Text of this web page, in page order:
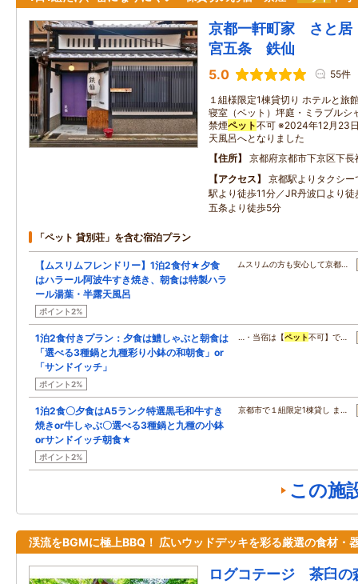
京都一軒町家 さと居
宮五条 鉄仙
5.0 55件
１組様限定1棟貸切り ホテルと旅
寝室（ベット）坪庭・ミラブルシ
禁煙ペット不可 ※2024年12月23
天風呂へとなりました
住所
京都府京都市下京区下長
アクセス
京都駅よりタクシ
駅より徒歩11分／JR丹波口より
五条より徒歩5分
「ペット 貸別荘」を含む宿泊プラン
【ムスリムフレンドリー】1泊2食付★夕食
はハラール阿波牛すき焼き、朝食は特製ハラ
ール湯葉・半露天風呂
ポイント2%
ムスリムの方も安心して京都…
1泊2食付きプラン：夕食は鱧しゃぶと朝食は
「選べる3種鍋と九種彩り小鉢の和朝食」or
「サンドイッチ」
ポイント2%
…・当宿は【ペット不可】で…
1泊2食〇夕食はA5ランク特選黒毛和牛すき
焼きor牛しゃぶ〇選べる3種鍋と九種の小鉢
orサンドイッチ朝食★
ポイント2%
京都市で１組限定1棟貸し ま…
この施
渓流をBGMに極上BBQ！ 広いウッドデッキを彩る厳選の食材・
ログコテージ 茶臼の